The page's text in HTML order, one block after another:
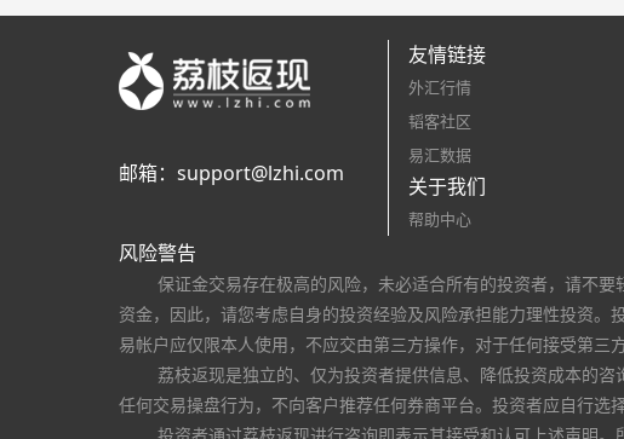
邮箱： support@lzhi.com
友情链接
外汇行情
韬客社区
易汇数据
关于我们
帮助中心
风险警告
保证金交易存在极高的风险，未必适合所有的投资者，请不
资金，因此，请您考虑自身的投资经验及风险承担能力理性投资
易帐户应仅限本人使用，不应交由第三方操作，对于任何接受第三
荔枝返现是独立的、仅为投资者提供信息、降低投资成本的
任何交易操盘行为，不向客户推荐任何券商平台。投资者应自行选